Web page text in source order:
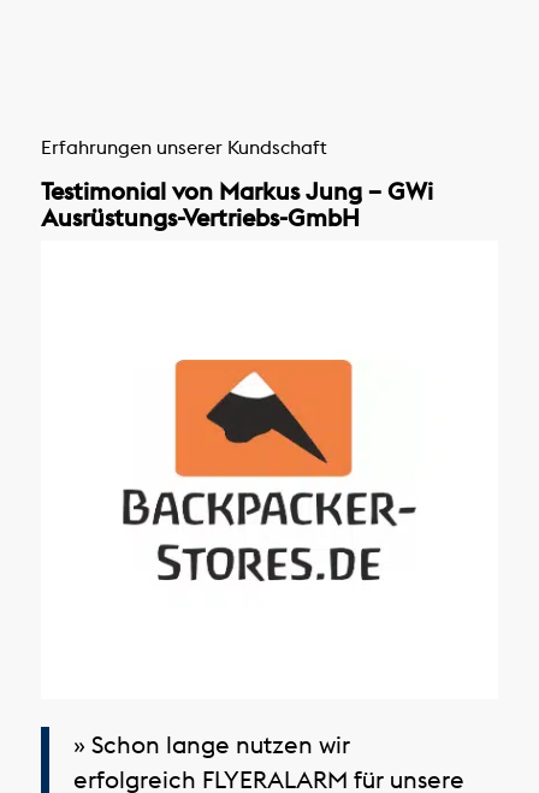
Erfahrungen unserer Kundschaft
Testimonial von Markus Jung – GWi
Ausrüstungs-Vertriebs-GmbH
» Schon lange nutzen wir
erfolgreich FLYERALARM für unsere